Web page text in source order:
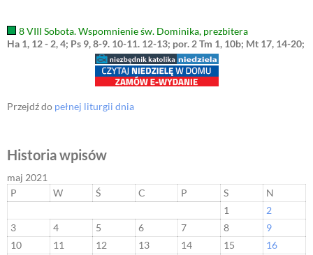
8 VIII Sobota. Wspomnienie św. Dominika, prezbitera
Ha 1, 12 - 2, 4; Ps 9, 8-9. 10-11. 12-13; por. 2 Tm 1, 10b; Mt 17, 14-20;
Przejdź do pełnej liturgii dnia
Historia wpisów
maj 2021
P
W Ś C P S
N
1
2
3
4 5 6 7 8
9
10
11 12 13 14 15
16